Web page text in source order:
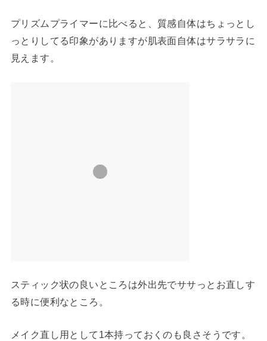
プリズムプライマーに比べると、質感自体はちょっとし
っとりしてる印象がありますが肌表面自体はサラサラに
見えます。
スティック状の良いところは外出先でササっとお直しす
る時に便利なところ。
メイク直し用として1本持っておくのも良さそうです。